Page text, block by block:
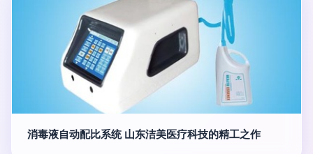
消毒液自动配比系统 山东洁美医疗科技的精工之作